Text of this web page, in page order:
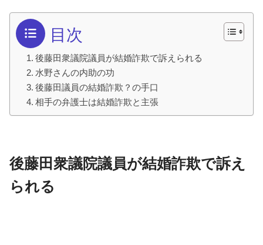
目次
後藤田衆議院議員が結婚詐欺で訴えられる
水野さんの内助の功
後藤田議員の結婚詐欺？の手口
相手の弁護士は結婚詐欺と主張
後藤田衆議院議員が結婚詐欺で訴え
られる